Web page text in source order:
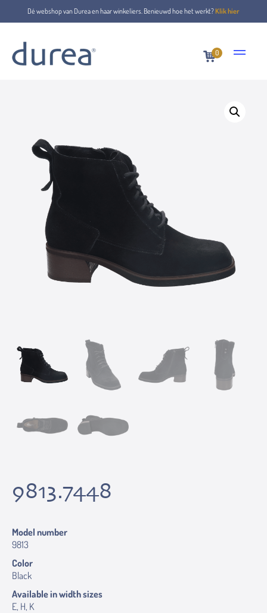
Dé webshop van Durea en haar winkeliers. Benieuwd hoe het werkt?Klik hier
0
Home Lace-up boots
9813.7448
Model number
9813
Color
Black
Available in width sizes
E, H, K